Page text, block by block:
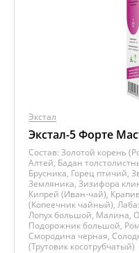
Экстал
Экстал-5 Форте
Состав: Золотой корень
Алтей, Бадан
Брусника, Горец птичий,
Земляника, Зизифора
Кипрей (Иван-чай),
(Копеечник чайный),
Лопух большой, Малина,
Подорожник большой,
Смородина черная,
(Трутовик косотрубчатый)